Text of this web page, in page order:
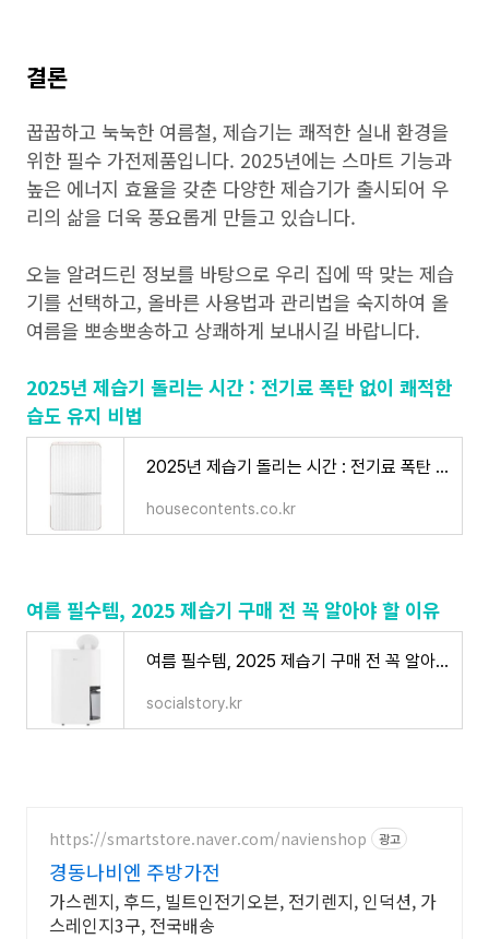
결론
꿉꿉하고 눅눅한 여름철, 제습기는 쾌적한 실내 환경을
위한 필수 가전제품입니다. 2025년에는 스마트 기능과
높은 에너지 효율을 갖춘 다양한 제습기가 출시되어 우
리의 삶을 더욱 풍요롭게 만들고 있습니다.
오늘 알려드린 정보를 바탕으로 우리 집에 딱 맞는 제습
기를 선택하고, 올바른 사용법과 관리법을 숙지하여 올
여름을 뽀송뽀송하고 상쾌하게 보내시길 바랍니다.
2025년 제습기 돌리는 시간 : 전기료 폭탄 없이 쾌적한
습도 유지 비법
2025년 제습기 돌리는 시간 : 전기료 폭탄 없이 쾌적한 습도 유지 비법
housecontents.co.kr
여름 필수템, 2025 제습기 구매 전 꼭 알아야 할 이유
여름 필수템, 2025 제습기 구매 전 꼭 알아야 할 이유
socialstory.kr
https://smartstore.naver.com/navienshop 광고
경동나비엔 주방가전
가스렌지, 후드, 빌트인전기오븐, 전기렌지, 인덕션, 가
스레인지3구, 전국배송